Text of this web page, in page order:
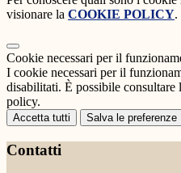
visionare la COOKIE POLICY.
Cookie necessari per il
I cookie necessari per il
disabilitati. È possibile
policy.
Accetta tutti Salva le preferenze
Contatti